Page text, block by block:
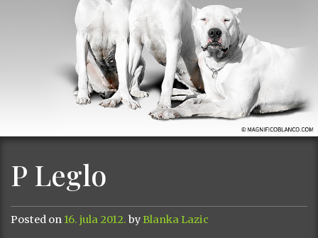
P Leglo
Posted on 16. jula 2012. by Blanka Lazic